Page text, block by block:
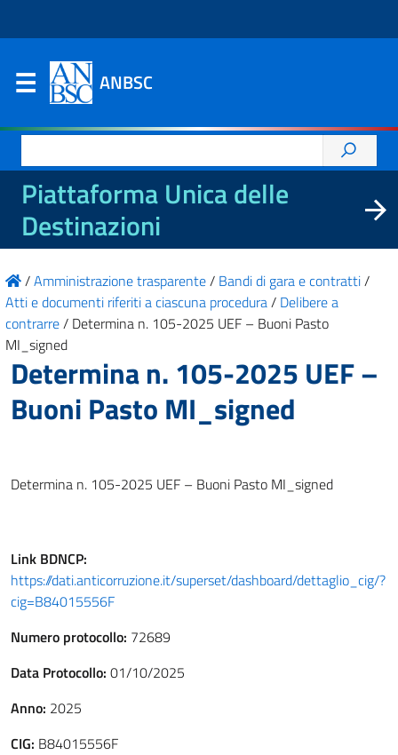
ANBSC
per:
Piattaforma Unica delle
Destinazioni
/Amministrazione trasparente/ Bandi di gara e contratti/
Atti e documenti riferiti a ciascuna procedura/ Delibere a
contrarre/ Determina n. 105-2025 UEF – Buoni Pasto
MI_signed
Determina n. 105-2025 UEF –
Buoni Pasto MI_signed
Determina n. 105-2025 UEF – Buoni Pasto MI_signed
Link BDNCP:
https://dati.anticorruzione.it/superset/dashboard/dettaglio_cig/?
cig=B84015556F
Numero protocollo: 72689
Data Protocollo: 01/10/2025
Anno: 2025
CIG: B84015556F